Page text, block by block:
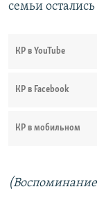
семьи
КР в YouTube
КР в Facebook
КР в мобильном
(Воспоминание